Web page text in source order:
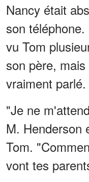
Nancy était
son
vu Tom
son père,
vraiment parlé.
"Je ne
M. Henderson
Tom.
vont tes